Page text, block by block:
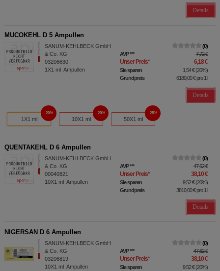
Details
MUCOKEHL D 5 Ampullen
SANUM-KEHLBECK GmbH
& Co. KG
03206630
1X1 ml Ampullen
0
AVP*** 7,72 €
Unser Preis* 6,18 €
Sie sparen 1,54 €(20%)
Grundpreis
6180,00 €pro 1 l
Details
1X1 ml
20%
10X1 ml
20%
50X1 ml
25%
QUENTAKEHL D 6 Ampullen
SANUM-KEHLBECK GmbH
& Co. KG
00040821
10X1 ml Ampullen
0
AVP*** 47,62 €
Unser Preis* 38,10 €
Sie sparen 9,52 €(20%)
Grundpreis
3810,00 €pro 1 l
Details
NIGERSAN D 6 Ampullen
SANUM-KEHLBECK GmbH
& Co. KG
03206819
10X1 ml Ampullen
0
AVP*** 47,62 €
Unser Preis* 38,10 €
Sie sparen 9,52 €(20%)